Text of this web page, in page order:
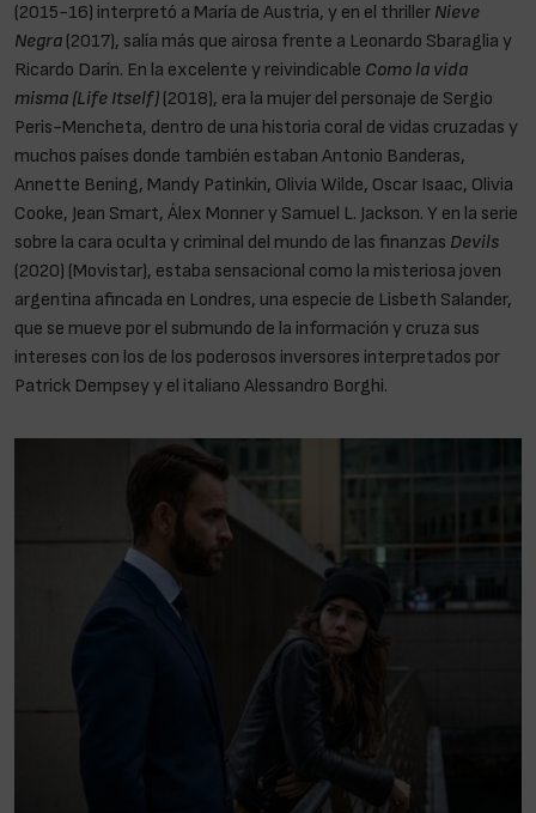
(2015-16) interpretó a María de Austria, y en el thriller Nieve
Negra (2017), salía más que airosa frente a Leonardo Sbaraglia y
Ricardo Darín. En la excelente y reivindicable Como la vida
misma (Life Itself) (2018), era la mujer del personaje de Sergio
Peris-Mencheta, dentro de una historia coral de vidas cruzadas y
muchos países donde también estaban Antonio Banderas,
Annette Bening, Mandy Patinkin, Olivia Wilde, Oscar Isaac, Olivia
Cooke, Jean Smart, Álex Monner y Samuel L. Jackson. Y en la serie
sobre la cara oculta y criminal del mundo de las finanzas Devils
(2020) (Movistar), estaba sensacional como la misteriosa joven
argentina afincada en Londres, una especie de Lisbeth Salander,
que se mueve por el submundo de la información y cruza sus
intereses con los de los poderosos inversores interpretados por
Patrick Dempsey y el italiano Alessandro Borghi.